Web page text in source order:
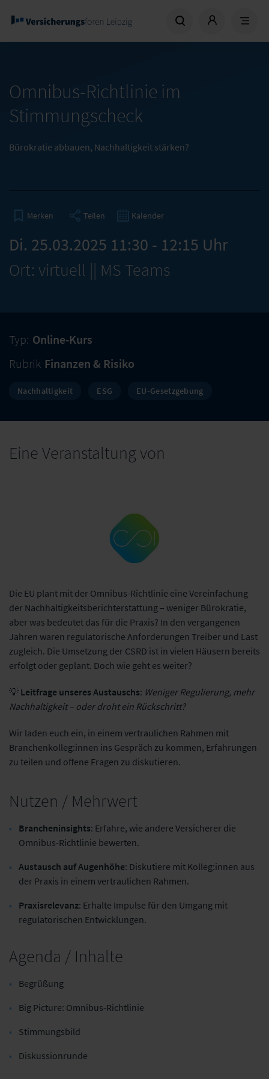
Omnibus-Richtlinie im
Stimmungscheck
Bürokratie abbauen, Nachhaltigkeit stärken?
Merken Teilen Kalender
Di. 25.03.2025 11:30 - 12:15 Uhr
Ort: virtuell || MS Teams
Typ: Online-Kurs
Rubrik Finanzen & Risiko
Nachhaltigkeit ESG EU-Gesetzgebung
Eine Veranstaltung von
Center for
Sustainable
Insurance (CSI)
Die EU plant mit der Omnibus-Richtlinie eine Vereinfachung
der Nachhaltigkeitsberichterstattung – weniger Bürokratie,
aber was bedeutet das für die Praxis? In den vergangenen
Jahren waren regulatorische Anforderungen Treiber und Last
zugleich. Die Umsetzung der CSRD ist in vielen Häusern bereits
erfolgt oder geplant. Doch wie geht es weiter?
💡 Leitfrage unseres Austauschs: Weniger Regulierung, mehr
Nachhaltigkeit – oder droht ein Rückschritt?
Wir laden euch ein, in einem vertraulichen Rahmen mit
Branchenkolleg:innen ins Gespräch zu kommen, Erfahrungen
zu teilen und offene Fragen zu diskutieren.
Nutzen / Mehrwert
Brancheninsights: Erfahre, wie andere Versicherer die
Omnibus-Richtlinie bewerten.
Austausch auf Augenhöhe: Diskutiere mit Kolleg:innen aus
der Praxis in einem vertraulichen Rahmen.
Praxisrelevanz: Erhalte Impulse für den Umgang mit
regulatorischen Entwicklungen.
Agenda / Inhalte
Begrüßung
Big Picture: Omnibus-Richtlinie
Stimmungsbild
Diskussionrunde